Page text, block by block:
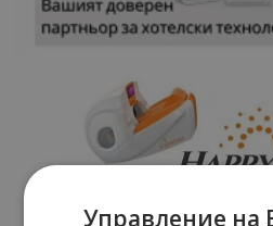
Управление на